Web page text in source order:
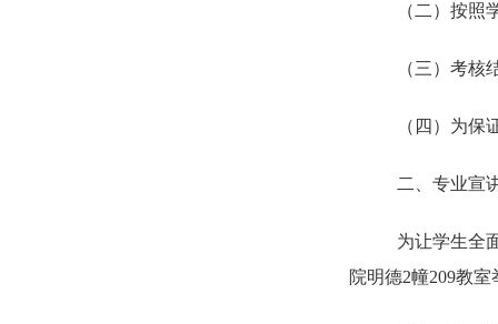
（ 二 ） 按照
（三） 考核
（ 四 ） 为保
二、专业宣
为让学生全
院明德2幢209教